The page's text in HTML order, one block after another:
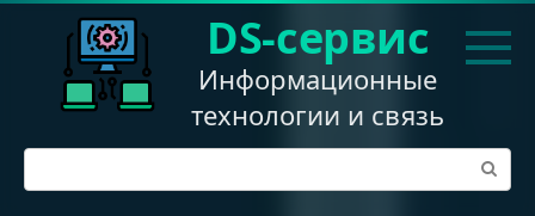
Перейти
DS-сервис
Информационные
технологии и связь
Поиск: